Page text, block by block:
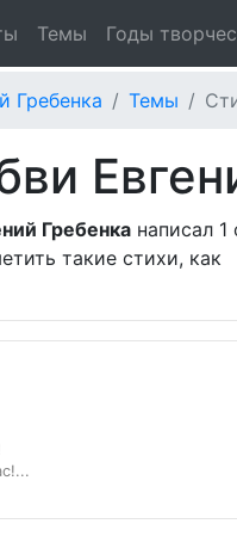
Темы Годы
Гребенка Темы
Гребенка написал 1
такие стихи, как